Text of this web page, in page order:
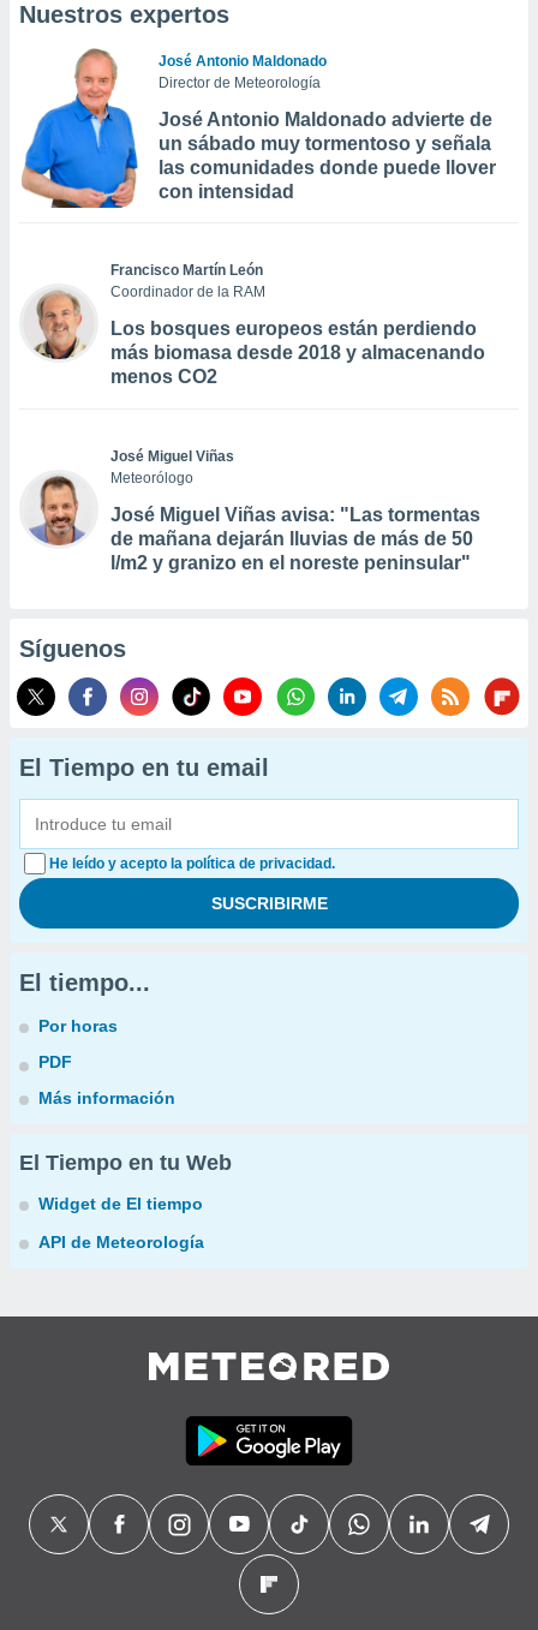
Nuestros expertos
José Antonio Maldonado
Director de Meteorología
José Antonio Maldonado advierte de
un sábado muy tormentoso y señala
las comunidades donde puede llover
con intensidad
Francisco Martín León
Coordinador de la RAM
Los bosques europeos están perdiendo
más biomasa desde 2018 y almacenando
menos CO2
José Miguel Viñas
Meteorólogo
José Miguel Viñas avisa: "Las tormentas
de mañana dejarán lluvias de más de 50
l/m2 y granizo en el noreste peninsular"
Síguenos
El Tiempo en tu email
He leído y acepto la política de privacidad.
El tiempo...
Por horas
PDF
Más información
El Tiempo en tu Web
Widget de El tiempo
API de Meteorología